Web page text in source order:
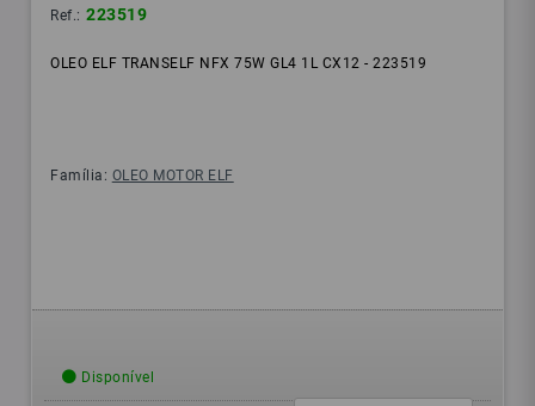
Ref.: 223519
OLEO ELF TRANSELF NFX 75W GL4 1L CX12 - 223519
Família: OLEO MOTOR ELF
Disponível